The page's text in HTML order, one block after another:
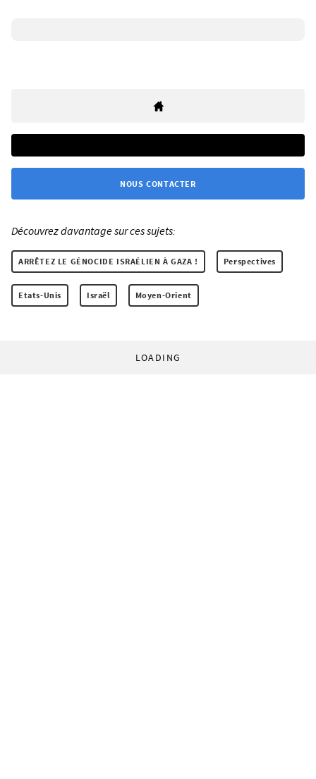
NOUS CONTACTER
Découvrez davantage sur ces sujets:
ARRÊTEZ LE GÉNOCIDE ISRAÉLIEN À GAZA ! Perspectives
Etats-Unis Israël Moyen-Orient
LOADING